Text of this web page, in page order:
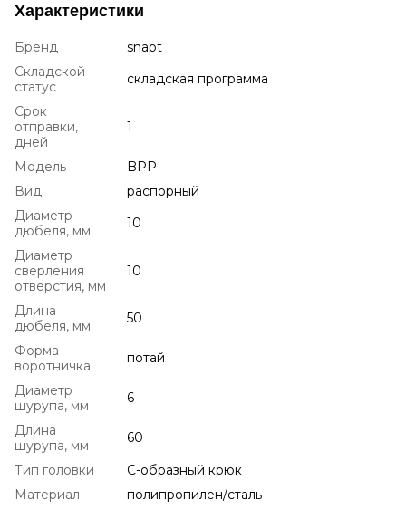
Характеристики
Бренд
snapt
Складской
статус
складская программа
Срок
отправки,
дней
1
Модель
BPP
Вид
распорный
Диаметр
дюбеля, мм
10
Диаметр
сверления
отверстия, мм
10
Длина
дюбеля, мм
50
Форма
воротничка
потай
Диаметр
шурупа, мм
6
Длина
шурупа, мм
60
Тип головки
C-образный крюк
Материал
полипропилен/сталь